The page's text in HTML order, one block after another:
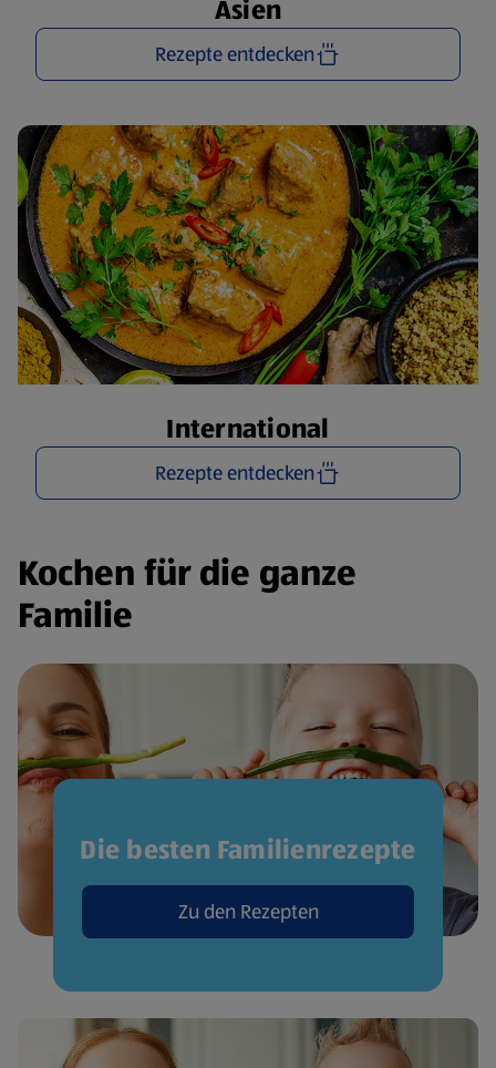
Asien
Rezepte entdecken
International
Rezepte entdecken
Kochen für die ganze
Familie
Die besten Familienrezepte
Zu den Rezepten